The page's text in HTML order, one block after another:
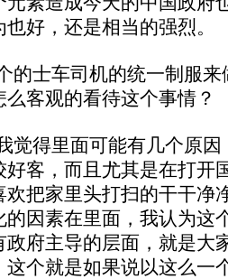
好，还是相当的强烈。
的士车司机的统一制服
客观的看待这个事情？
觉得里面可能有几个原
好客，而且尤其是在打开
欢把家里头打扫的干干净
的因素在里面，我认为这
政府主导的层面，就是大
这个就是如果说以这么一